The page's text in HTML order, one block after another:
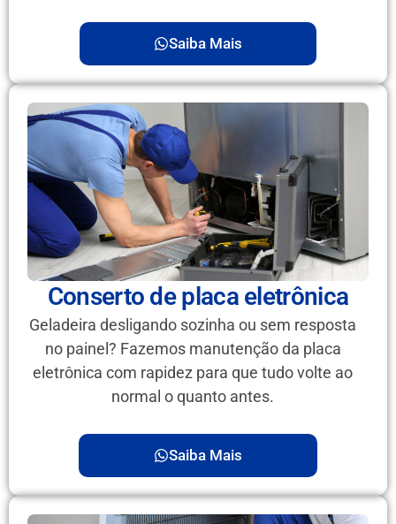
Saiba Mais
Conserto de placa eletrônica
Geladeira desligando sozinha ou sem resposta
no painel? Fazemos manutenção da placa
eletrônica com rapidez para que tudo volte ao
normal o quanto antes.
Saiba Mais